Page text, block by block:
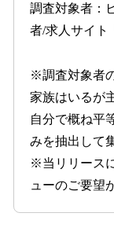
調査対象者：
者/求人サイト
※調査対象者
家族はいるが
自分で概ね平
みを抽出して
※当リリース
ューのご要望